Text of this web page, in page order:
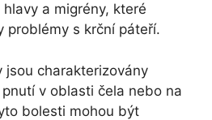
a migrény, které
problémy s krční páteří.
jsou charakterizovány
v oblasti čela nebo na
bolesti mohou být